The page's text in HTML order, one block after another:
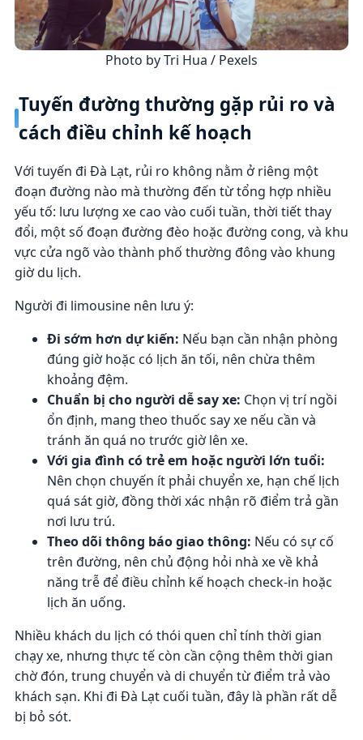
Photo by Tri Hua / Pexels
Tuyến đường thường gặp rủi ro và
cách điều chỉnh kế hoạch
Với tuyến đi Đà Lạt, rủi ro không nằm ở riêng một
đoạn đường nào mà thường đến từ tổng hợp nhiều
yếu tố: lưu lượng xe cao vào cuối tuần, thời tiết thay
đổi, một số đoạn đường đèo hoặc đường cong, và khu
vực cửa ngõ vào thành phố thường đông vào khung
giờ du lịch.
Người đi limousine nên lưu ý:
Đi sớm hơn dự kiến: Nếu bạn cần nhận phòng
đúng giờ hoặc có lịch ăn tối, nên chừa thêm
khoảng đệm.
Chuẩn bị cho người dễ say xe: Chọn vị trí ngồi
ổn định, mang theo thuốc say xe nếu cần và
tránh ăn quá no trước giờ lên xe.
Với gia đình có trẻ em hoặc người lớn tuổi:
Nên chọn chuyến ít phải chuyển xe, hạn chế lịch
quá sát giờ, đồng thời xác nhận rõ điểm trả gần
nơi lưu trú.
Theo dõi thông báo giao thông: Nếu có sự cố
trên đường, nên chủ động hỏi nhà xe về khả
năng trễ để điều chỉnh kế hoạch check-in hoặc
lịch ăn uống.
Nhiều khách du lịch có thói quen chỉ tính thời gian
chạy xe, nhưng thực tế còn cần cộng thêm thời gian
chờ đón, trung chuyển và di chuyển từ điểm trả vào
khách sạn. Khi đi Đà Lạt cuối tuần, đây là phần rất dễ
bị bỏ sót.